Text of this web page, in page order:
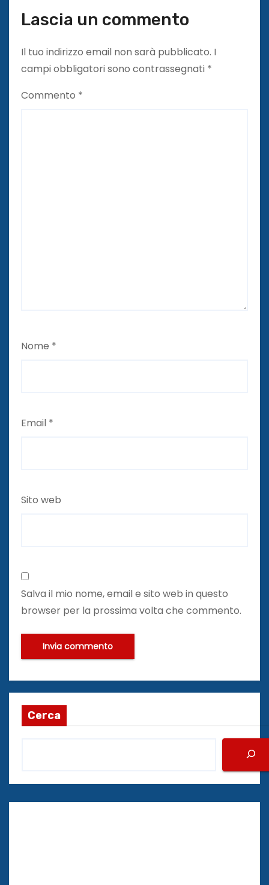
Lascia un commento
Il tuo indirizzo email non sarà pubblicato. I
campi obbligatori sono contrassegnati *
Commento *
Nome *
Email *
Sito web
Salva il mio nome, email e sito web in questo
browser per la prossima volta che commento.
Cerca